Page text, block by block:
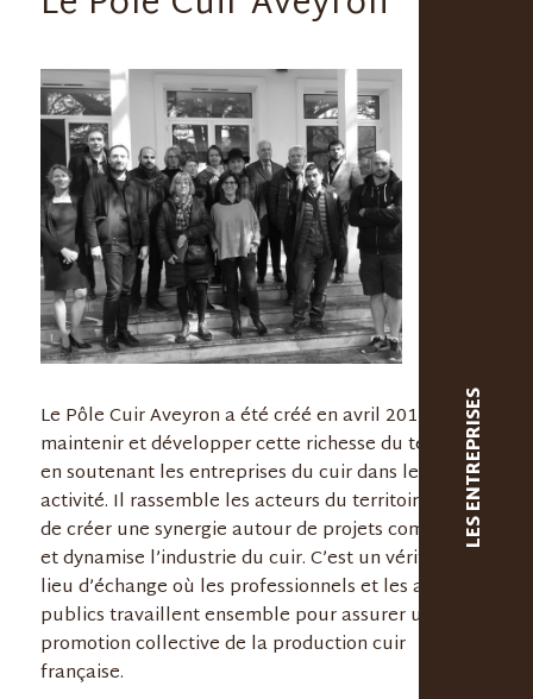
LES ENTREPRISES
Le Pôle Cuir Aveyron a été créé en avril 2015 afin de
maintenir et développer cette richesse du territoire
en soutenant les entreprises du cuir dans leur
activité. Il rassemble les acteurs du territoire afin
de créer une synergie autour de projets communs
et dynamise l’industrie du cuir. C’est un véritable
lieu d’échange où les professionnels et les acteurs
publics travaillent ensemble pour assurer une
promotion collective de la production cuir
française.